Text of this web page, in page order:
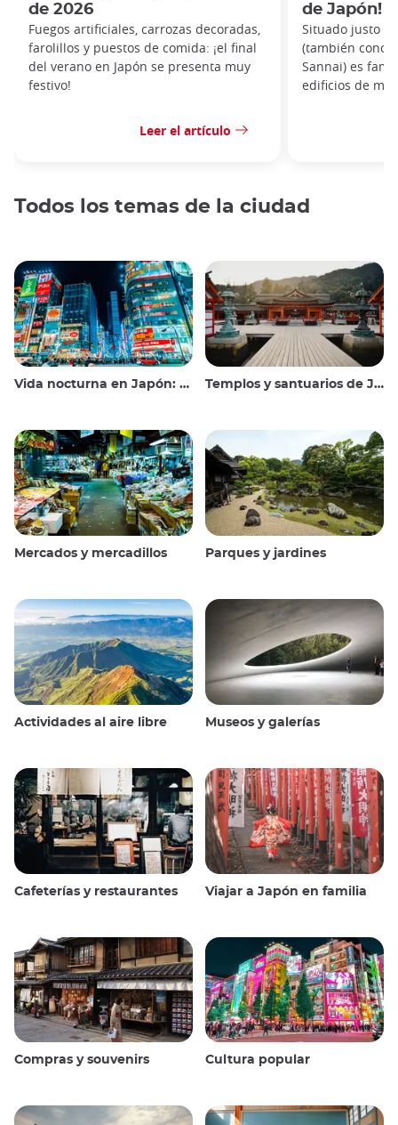
de 2026
Fuegos artificiales, carrozas decoradas,
farolillos y puestos de comida: ¡el final
del verano en Japón se presenta muy
festivo!
Leer el artículo
de Japón!
Situado justo
(también
Sannai) es
edificios de
Todos los temas de la ciudad
Vida nocturna en Japón: salir, ver y beber Templos y santuarios de Japón
Mercados y mercadillos Parques y jardines
Actividades al aire libre Museos y galerías
Cafeterías y restaurantes Viajar a Japón en familia
Compras y souvenirs Cultura popular